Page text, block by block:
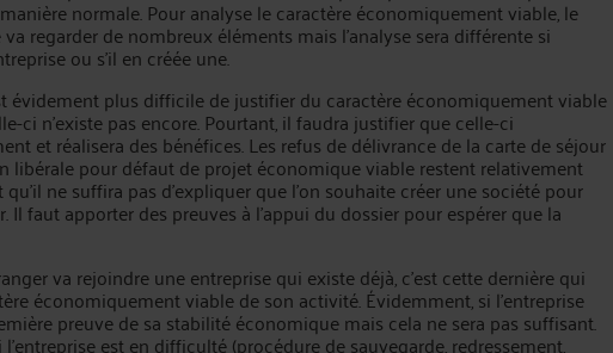
normale. Pour analyse le caractère économiquement viable, le
regarder de nombreux éléments mais l’analyse sera différente si
ou s’il en créée une.
évidement plus difficile de justifier du caractère économiquement viable
ci n’existe pas encore. Pourtant, il faudra justifier que celle-ci
et réalisera des bénéfices. Les refus de délivrance de la carte de séjour
libérale pour défaut de projet économique viable restent relativement
ne suffira pas d’expliquer que l’on souhaite créer une société pour
Il faut apporter des preuves à l’appui du dossier pour espérer que la
va rejoindre une entreprise qui existe déjà, c’est cette dernière qui
économiquement viable de son activité. Évidemment, si l’entreprise
preuve de sa stabilité économique mais cela ne sera pas suffisant.
est en difficulté (procédure de sauvegarde, redressement,